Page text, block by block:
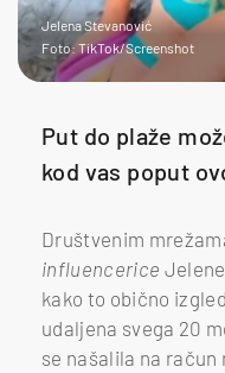
Jelena Stevanović
Foto: TikTok/Screenshot
Put do plaže
kod vas poput
Društvenim
influencerice
kako to obično
udaljena svega 20
se našalila na